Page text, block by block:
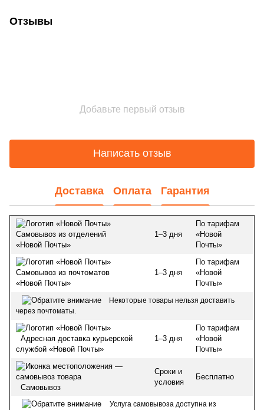
Отзывы
Добавьте первый отзыв
Написать отзыв
Доставка Оплата Гарантия
Самовывоз из отделений
«Новой Почты»
1–3 дня
По тарифам
«Новой
Почты»
Самовывоз из почтоматов
«Новой Почты»
1–3 дня
По тарифам
«Новой
Почты»
Некоторые товары нельзя доставить
через почтоматы.
Адресная доставка курьерской
службой «Новой Почты»
1–3 дня
По тарифам
«Новой
Почты»
Самовывоз
Сроки и
условия
Бесплатно
Услуга самовывоза доступна из